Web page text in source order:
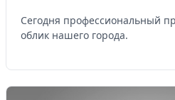
Сегодня профессиональный
облик нашего города.